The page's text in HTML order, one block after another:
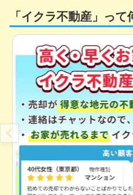
「イクラ不動産」って